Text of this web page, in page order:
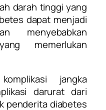
darah tinggi yang
dapat menjadi
menyebabkan
memerlukan
jangka
darurat dari
penderita diabetes